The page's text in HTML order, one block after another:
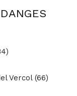
Vercol (66)